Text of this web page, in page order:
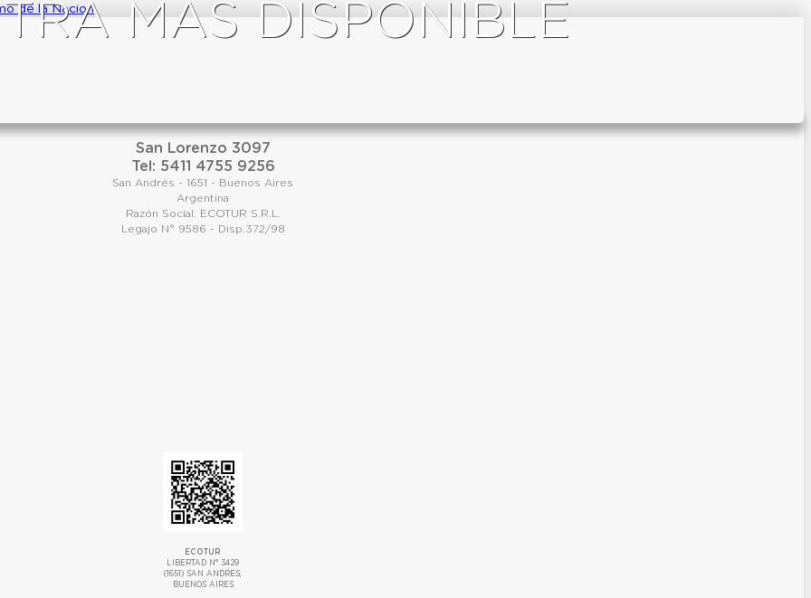
MAS DISPONIBLE
de la Nacion
San Lorenzo 3097
Tel: 5411 4755 9256
San Andrés - 1651 - Buenos Aires
Argentina
Razón Social: ECOTUR S.R.L.
Legajo N° 9586 - Disp.372/98
ECOTUR
LIBERTAD N° 3429
(1651) SAN ANDRES,
BUENOS AIRES